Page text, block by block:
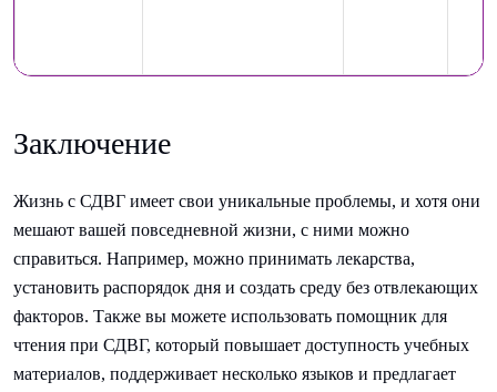
Заключение
Жизнь с СДВГ имеет свои уникальные проблемы, и хотя они
мешают вашей повседневной жизни, с ними можно
справиться. Например, можно принимать лекарства,
установить распорядок дня и создать среду без отвлекающих
факторов. Также вы можете использовать помощник для
чтения при СДВГ, который повышает доступность учебных
материалов, поддерживает несколько языков и предлагает